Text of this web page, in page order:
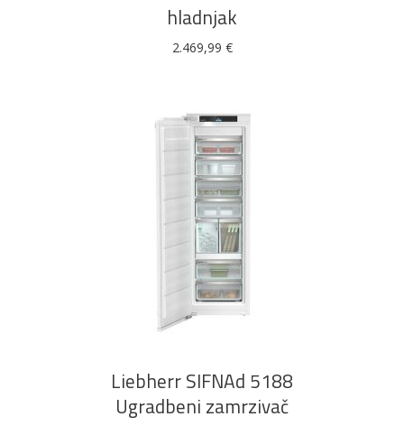
hladnjak
2.469,99 €
DODAJ U KOŠARICU
Liebherr SIFNAd 5188
Ugradbeni zamrzivač